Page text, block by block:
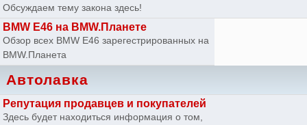
Обсуждаем тему закона здесь!
BMW E46 на BMW.Планете
Обзор всех BMW E46 зарегестрированных на
BMW.Планета
Автолавка
Репутация продавцев и покупателей
Здесь будет находиться информация о том,